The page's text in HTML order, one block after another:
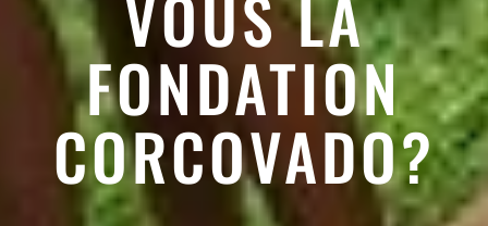
FONDATION
CORCOVADO?